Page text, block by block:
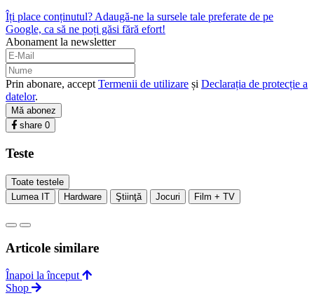
Îți place conținutul? Adaugă-ne la sursele tale preferate de pe
Google, ca să ne poți găsi fără efort!
Abonament la newsletter
Prin abonare, accept Termenii de utilizare și Declarația de protecție a
datelor.
Mă abonez
share 0
Teste
Toate testele
Lumea IT
Hardware Ştiinţă Jocuri Film + TV
Articole similare
Înapoi la început
Shop